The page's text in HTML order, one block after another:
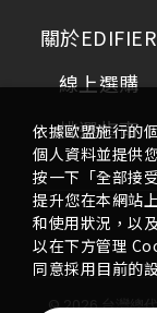
關於EDIFIER
挑選指南
線上選購
©2026台灣總
依據歐盟施行的
個人資料並提供
按一下「全部接
提升您在本網站
和使用狀況，以
以在下方管理
同意採用目前的